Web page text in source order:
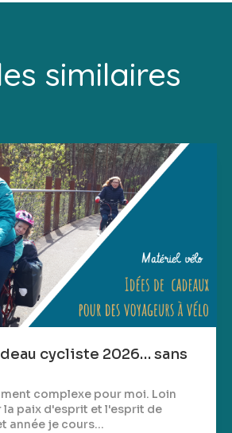
similaires
cycliste 2026… sans
complexe pour moi. Loin
la paix d'esprit et l'esprit de
année je cours...